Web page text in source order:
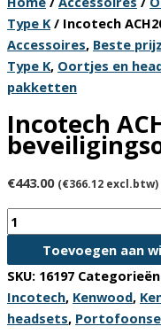
Type K / Incotech
Accessoires, Beste
Type K, Oortjes en
pakketten
Incotech
€443.00 (€366.12 excl.btw)
Incotech
ACH2042-
K1
beveiligingsoortje
10
stuks
Toevoegen aan
SKU: 16197
Incotech, Kenwood,
headsets,